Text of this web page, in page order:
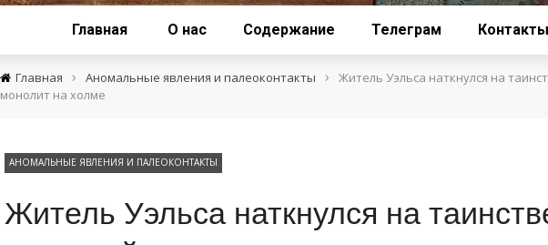
Главная О нас Содержание Телеграм Контакты
Главная › Аномальные явления и палеоконтакты ›
Житель Уэльса наткнулся на
монолит на холме
АНОМАЛЬНЫЕ ЯВЛЕНИЯ И ПАЛЕОКОНТАКТЫ
Житель Уэльса наткнулся на